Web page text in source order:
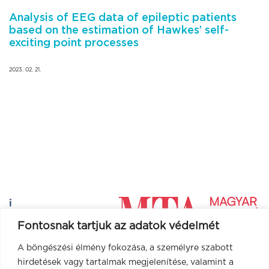
Fontosnak tartjuk az adatok védelmét
A böngészési élmény fokozása, a személyre szabott
hirdetések vagy tartalmak megjelenítése, valamint a
Analysis of EEG data of epileptic patients
based on the estimation of Hawkes’ self-
exciting point processes
2023. 02. 21.